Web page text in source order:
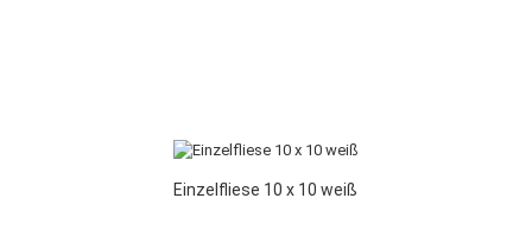
Einzelfliese 10 x 10 weiß